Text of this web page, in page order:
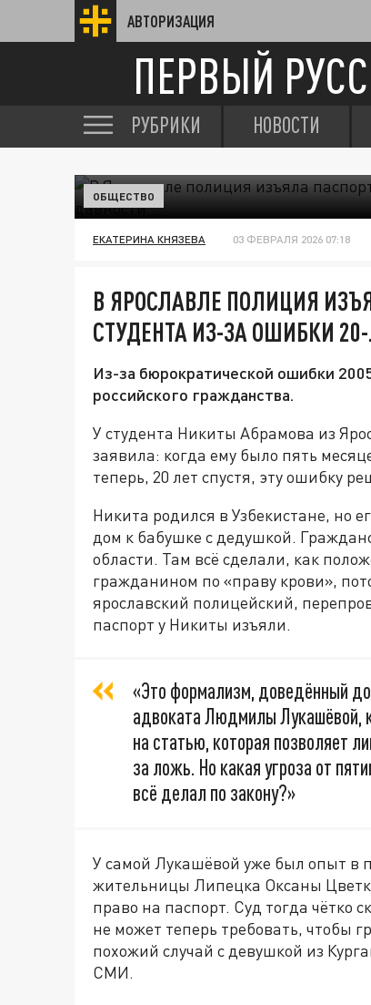
АВТОРИЗАЦИЯ
ПЕРВЫЙ
РУБРИКИ НОВОСТИ
ОБЩЕСТВО
ЕКАТЕРИНА КНЯЗЕВА 03 ФЕВРАЛЯ 2026 07:18
В ЯРОСЛАВЛЕ ПОЛИЦИЯ
СТУДЕНТА ИЗ-ЗА ОШИБКИ
Из-за бюрократической ошибки
российского гражданства.
У студента Никиты Абрамова из
заявила: когда ему было пять
теперь, 20 лет спустя, эту ошибку
Никита родился в Узбекистане, но
дом к бабушке с дедушкой.
области. Там всё сделали, как
гражданином по «праву крови»,
ярославский полицейский,
паспорт у Никиты изъяли.
«Это формализм, доведённый
адвоката Людмилы Лукашёвой,
на статью, которая позволяет
за ложь. Но какая угроза от
всё делал по закону?»
У самой Лукашёвой уже был опыт в
жительницы Липецка Оксаны
право на паспорт. Суд тогда чётко
не может теперь требовать, чтобы
похожий случай с девушкой из
СМИ.